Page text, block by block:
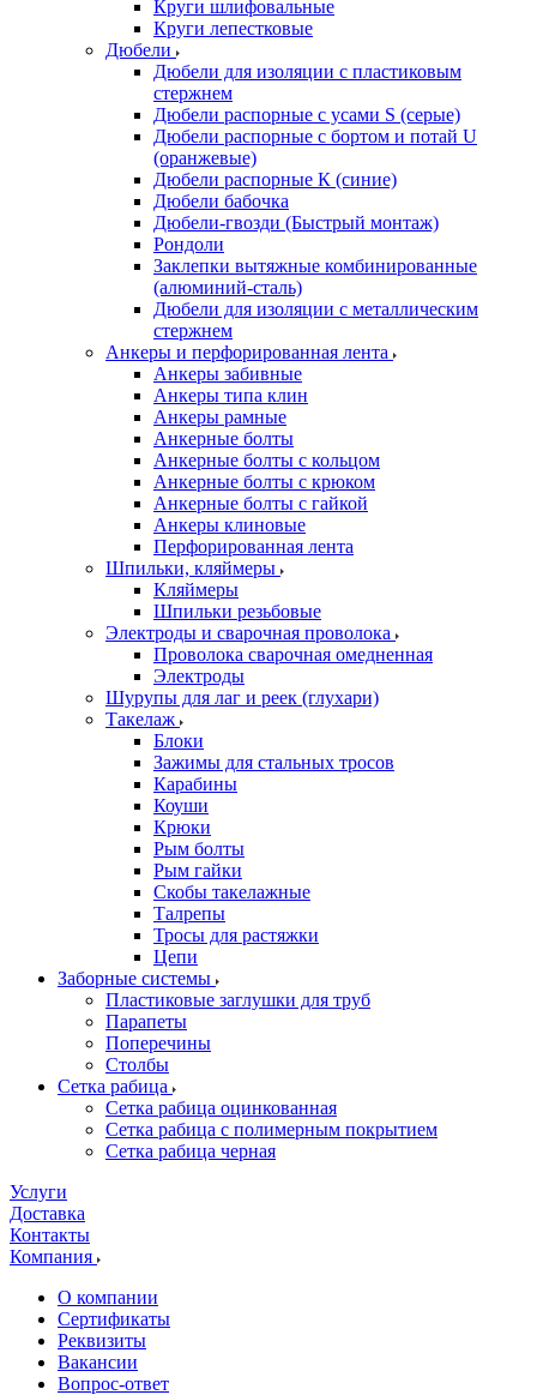
Круги шлифовальные
Круги лепестковые
Дюбели
Дюбели для изоляции с пластиковым
стержнем
Дюбели распорные с усами S (серые)
Дюбели распорные c бортом и потай U
(оранжевые)
Дюбели распорные К (синие)
Дюбели бабочка
Дюбели-гвозди (Быстрый монтаж)
Рондоли
Заклепки вытяжные комбинированные
(алюминий-сталь)
Дюбели для изоляции с металлическим
стержнем
Анкеры и перфорированная лента
Анкеры забивные
Анкеры типа клин
Анкеры рамные
Анкерные болты
Анкерные болты с кольцом
Анкерные болты с крюком
Анкерные болты с гайкой
Анкеры клиновые
Перфорированная лента
Шпильки, кляймеры
Кляймеры
Шпильки резьбовые
Электроды и сварочная проволока
Проволока сварочная омедненная
Электроды
Шурупы для лаг и реек (глухари)
Такелаж
Блоки
Зажимы для стальных тросов
Карабины
Коуши
Крюки
Рым болты
Рым гайки
Скобы такелажные
Талрепы
Тросы для растяжки
Цепи
Заборные системы
Пластиковые заглушки для труб
Парапеты
Поперечины
Столбы
Сетка рабица
Сетка рабица оцинкованная
Сетка рабица с полимерным покрытием
Сетка рабица черная
Услуги
Доставка
Контакты
Компания
О компании
Сертификаты
Реквизиты
Вакансии
Вопрос-ответ